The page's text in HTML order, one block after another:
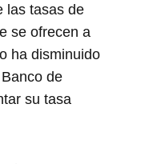
las tasas de
se ofrecen a
ha disminuido
de
su tasa